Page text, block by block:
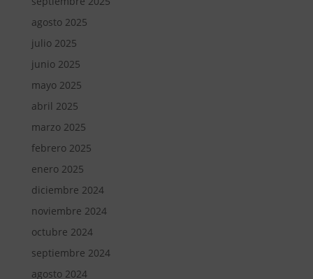
agosto 2025
julio 2025
junio 2025
mayo 2025
abril 2025
marzo 2025
febrero 2025
enero 2025
diciembre 2024
noviembre 2024
octubre 2024
septiembre 2024
agosto 2024